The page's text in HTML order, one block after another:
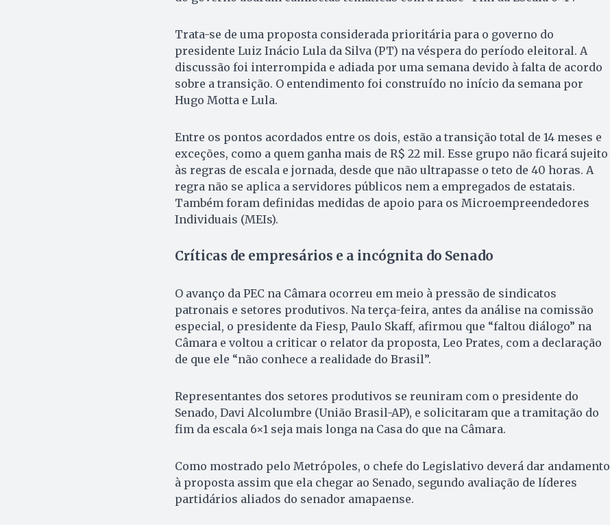
Trata-se de uma proposta considerada prioritária para o governo do
presidente Luiz Inácio Lula da Silva (PT) na véspera do período eleitoral. A
discussão foi interrompida e adiada por uma semana devido à falta de acordo
sobre a transição. O entendimento foi construído no início da semana por
Hugo Motta e Lula.
Entre os pontos acordados entre os dois, estão a transição total de 14 meses e
exceções, como a quem ganha mais de R$ 22 mil. Esse grupo não ficará sujeito
às regras de escala e jornada, desde que não ultrapasse o teto de 40 horas. A
regra não se aplica a servidores públicos nem a empregados de estatais.
Também foram definidas medidas de apoio para os Microempreendedores
Individuais (MEIs).
Críticas de empresários e a incógnita do Senado
O avanço da PEC na Câmara ocorreu em meio à pressão de sindicatos
patronais e setores produtivos. Na terça-feira, antes da análise na comissão
especial, o presidente da Fiesp, Paulo Skaff, afirmou que “faltou diálogo” na
Câmara e voltou a criticar o relator da proposta, Leo Prates, com a declaração
de que ele “não conhece a realidade do Brasil”.
Representantes dos setores produtivos se reuniram com o presidente do
Senado, Davi Alcolumbre (União Brasil-AP), e solicitaram que a tramitação do
fim da escala 6×1 seja mais longa na Casa do que na Câmara.
Como mostrado pelo Metrópoles, o chefe do Legislativo deverá dar andamento
à proposta assim que ela chegar ao Senado, segundo avaliação de líderes
partidários aliados do senador amapaense.